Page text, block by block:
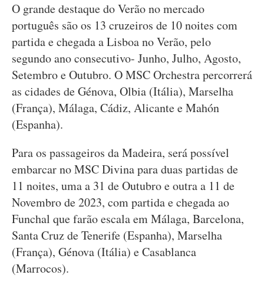
O grande destaque do Verão no mercado
português são os 13 cruzeiros de 10 noites com
partida e chegada a Lisboa no Verão, pelo
segundo ano consecutivo- Junho, Julho, Agosto,
Setembro e Outubro. O MSC Orchestra percorrerá
as cidades de Génova, Olbia (Itália), Marselha
(França), Málaga, Cádiz, Alicante e Mahón
(Espanha).
Para os passageiros da Madeira, será possível
embarcar no MSC Divina para duas partidas de
11 noites, uma a 31 de Outubro e outra a 11 de
Novembro de 2023, com partida e chegada ao
Funchal que farão escala em Málaga, Barcelona,
Santa Cruz de Tenerife (Espanha), Marselha
(França), Génova (Itália) e Casablanca
(Marrocos).